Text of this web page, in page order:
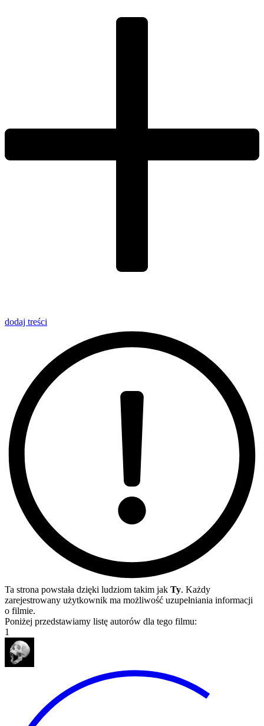
dodaj treści
Ta strona powstała dzięki ludziom takim jak Ty. Każdy
zarejestrowany użytkownik ma możliwość uzupełniania informacji
o filmie.
Poniżej przedstawiamy listę autorów dla tego filmu:
1